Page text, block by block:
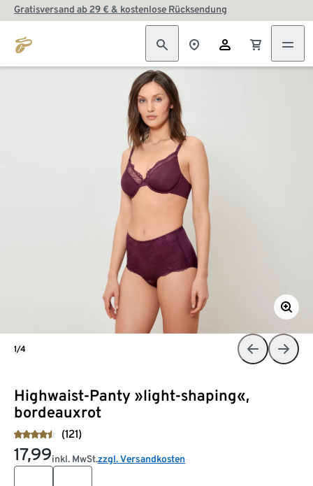
Gratisversand ab 29 € & kostenlose Rücksendung
Highwaist-Panty »light-shaping«,
bordeauxrot
(121)
17,99inkl. MwSt.zzgl. Versandkosten
1/4